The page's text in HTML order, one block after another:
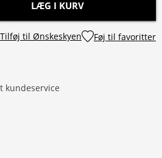
LÆG I KURV
Tilføj til Ønskeskyen Føj til favoritter
kundeservice